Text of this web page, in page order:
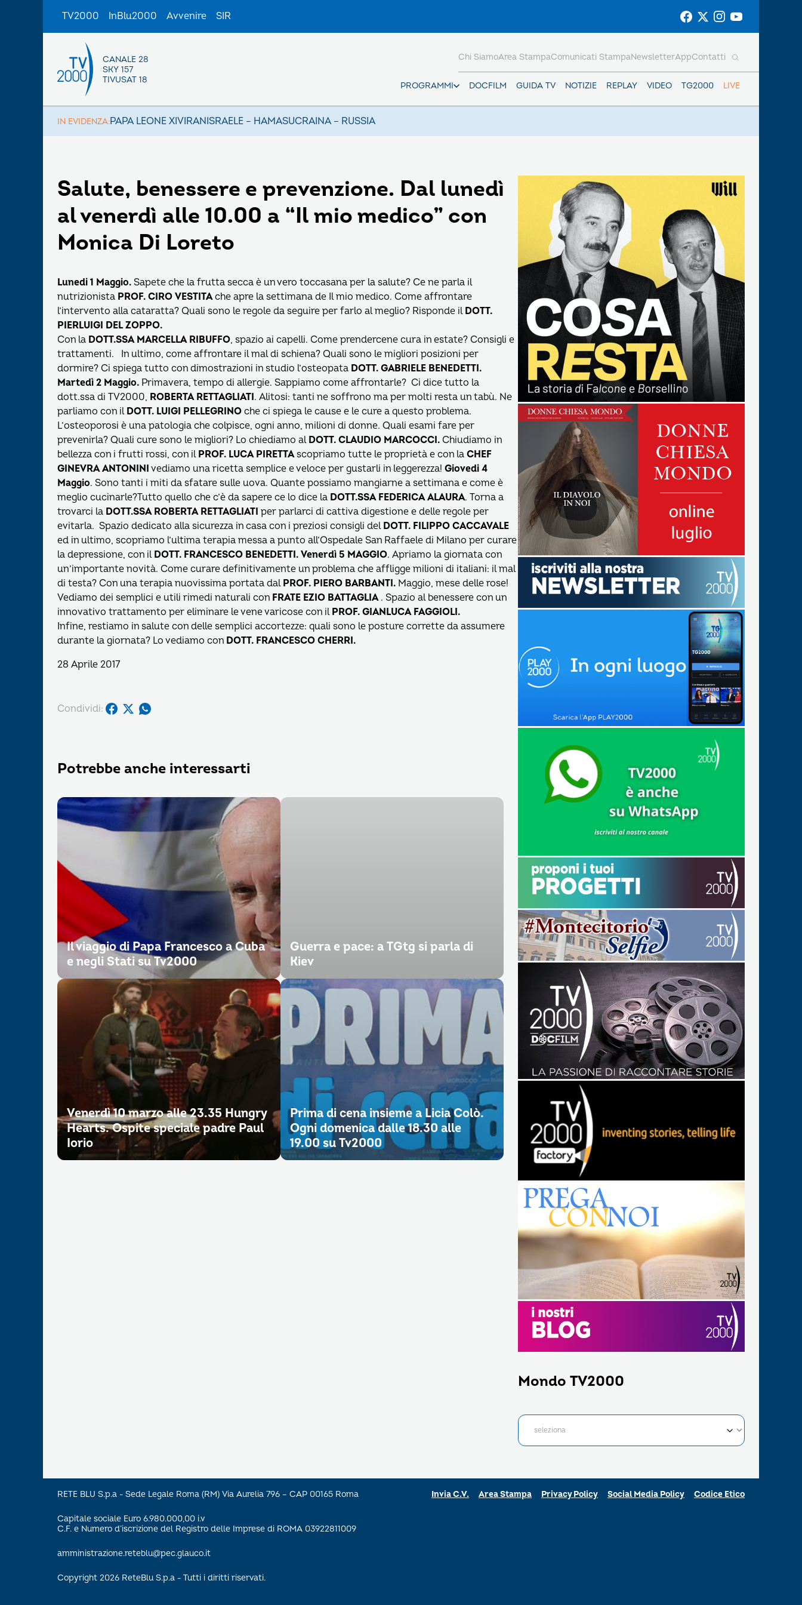
TV2000 InBlu2000 Avvenire SIR
CANALE 28
SKY 157
TIVUSAT 18
PROGRAMMI DOCFILM GUIDA TV NOTIZIE REPLAY VIDEO TG2000 LIVE
Chi SiamoArea StampaComunicati StampaNewsletterAppContatti
IN EVIDENZA:PAPA LEONE XIVIRANISRAELE – HAMASUCRAINA – RUSSIA
Salute, benessere e prevenzione. Dal lunedì
al venerdì alle 10.00 a “Il mio medico” con
Monica Di Loreto
Lunedi 1 Maggio. Sapete che la frutta secca è un vero toccasana per la salute? Ce ne parla il
nutrizionista PROF. CIRO VESTITAche apre la settimana de Il mio medico. Come affrontare
l’intervento alla cataratta? Quali sono le regole da seguire per farlo al meglio? Risponde il DOTT.
PIERLUIGI DEL ZOPPO.
Con la DOTT.SSA MARCELLA RIBUFFO, spazio ai capelli. Come prendercene cura in estate? Consigli e
trattamenti. In ultimo, come affrontare il mal di schiena? Quali sono le migliori posizioni per
dormire? Ci spiega tutto con dimostrazioni in studio l’osteopata DOTT. GABRIELE BENEDETTI.
Martedì 2 Maggio. Primavera, tempo di allergie. Sappiamo come affrontarle? Ci dice tutto la
dott.ssa di TV2000, ROBERTA RETTAGLIATI. Alitosi: tanti ne soffrono ma per molti resta un tabù. Ne
parliamo con il DOTT. LUIGI PELLEGRINO che ci spiega le cause e le cure a questo problema.
L’osteoporosi è una patologia che colpisce, ogni anno, milioni di donne. Quali esami fare per
prevenirla? Quali cure sono le migliori? Lo chiediamo al DOTT. CLAUDIO MARCOCCI. Chiudiamo in
bellezza con i frutti rossi, con il PROF. LUCA PIRETTAscopriamo tutte le proprietà e con la CHEF
GINEVRA ANTONINI vediamo una ricetta semplice e veloce per gustarli in leggerezza! Giovedi 4
Maggio. Sono tanti i miti da sfatare sulle uova. Quante possiamo mangiarne a settimana e come è
meglio cucinarle?Tutto quello che c’è da sapere ce lo dice la DOTT.SSA FEDERICA ALAURA. Torna a
trovarci la DOTT.SSA ROBERTA RETTAGLIATI per parlarci di cattiva digestione e delle regole per
evitarla. Spazio dedicato alla sicurezza in casa con i preziosi consigli del DOTT. FILIPPO CACCAVALE
ed in ultimo, scopriamo l’ultima terapia messa a punto all’Ospedale San Raffaele di Milano per curare
la depressione, con il DOTT. FRANCESCO BENEDETTI. Venerdì 5 MAGGIO. Apriamo la giornata con
un’importante novità. Come curare definitivamente un problema che affligge milioni di italiani: il mal
di testa? Con una terapia nuovissima portata dal PROF. PIERO BARBANTI. Maggio, mese delle rose!
Vediamo dei semplici e utili rimedi naturali con FRATE EZIO BATTAGLIA. Spazio al benessere con un
innovativo trattamento per eliminare le vene varicose con il PROF. GIANLUCA FAGGIOLI.
Infine, restiamo in salute con delle semplici accortezze: quali sono le posture corrette da assumere
durante la giornata? Lo vediamo con DOTT. FRANCESCO CHERRI.
28 Aprile 2017
Condividi:
Potrebbe anche interessarti
Il viaggio di Papa Francesco a Cuba
e negli Stati su Tv2000
Guerra e pace: a TGtg si parla di
Kiev
Venerdì 10 marzo alle 23.35 Hungry
Hearts. Ospite speciale padre Paul
Iorio
Prima di cena insieme a Licia Colò.
Ogni domenica dalle 18.30 alle
19.00 su Tv2000
Mondo TV2000
RETE BLU S.p.a - Sede Legale Roma (RM) Via Aurelia 796 – CAP 00165 Roma
Capitale sociale Euro 6.980.000,00 i.v
C.F. e Numero d’iscrizione del Registro delle Imprese di ROMA 03922811009
amministrazione.reteblu@pec.glauco.it
Copyright 2026 ReteBlu S.p.a - Tutti i diritti riservati.
Invia C.V. Area Stampa Privacy Policy Social Media Policy Codice Etico